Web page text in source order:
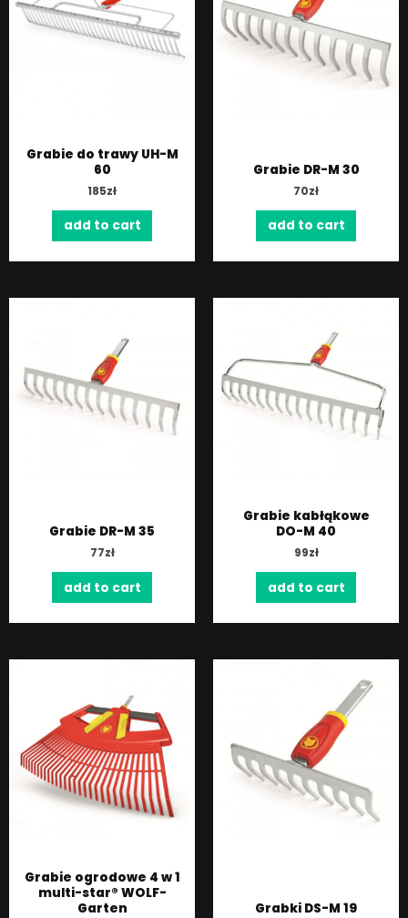
Grabie do trawy UH-M
60
185zł
add to cart
Grabie DR-M 30
70zł
add to cart
Grabie DR-M 35
77zł
add to cart
Grabie kabłąkowe
DO-M 40
99zł
add to cart
Grabie ogrodowe 4 w 1
multi-star® WOLF-
Garten
Grabki DS-M 19